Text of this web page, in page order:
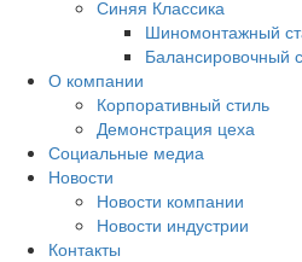
Синяя Классика
Шиномонтажный
Балансировочный
О компании
Корпоративный стиль
Демонстрация цеха
Социальные медиа
Новости
Новости компании
Новости индустрии
Контакты